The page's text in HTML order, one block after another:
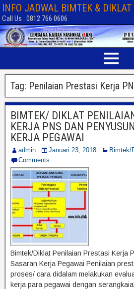
INFO JADWAL BIMTEK &
Call Us : 0812 766 0606
Tag: Penilaian Prestasi Kerja
BIMTEK/ DIKLAT
KERJA PNS DAN
KERJA PEGAWAI
admin Januari 23, 2018
Bimtek/
Comments
Bimtek/Diklat Penilaian Prestasi Kerja
Sasaran Kerja Pegawai Penilaian
proses/ cara didalam melakukan
kerja para pegawai dengan